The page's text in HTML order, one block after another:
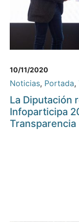
10/11/2020
Noticias, Portada,
La Diputación
Infoparticipa
Transparencia